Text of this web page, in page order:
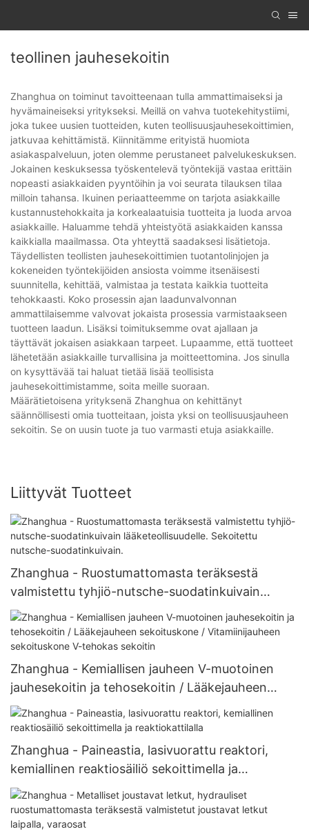
teollinen jauhesekoitin
Zhanghua on toiminut tavoitteenaan tulla ammattimaiseksi ja
hyvämaineiseksi yritykseksi. Meillä on vahva tuotekehitystiimi,
joka tukee uusien tuotteiden, kuten teollisuusjauhesekoittimien,
jatkuvaa kehittämistä. Kiinnitämme erityistä huomiota
asiakaspalveluun, joten olemme perustaneet palvelukeskuksen.
Jokainen keskuksessa työskentelevä työntekijä vastaa erittäin
nopeasti asiakkaiden pyyntöihin ja voi seurata tilauksen tilaa
milloin tahansa. Ikuinen periaatteemme on tarjota asiakkaille
kustannustehokkaita ja korkealaatuisia tuotteita ja luoda arvoa
asiakkaille. Haluamme tehdä yhteistyötä asiakkaiden kanssa
kaikkialla maailmassa. Ota yhteyttä saadaksesi lisätietoja.
Täydellisten teollisten jauhesekoittimien tuotantolinjojen ja
kokeneiden työntekijöiden ansiosta voimme itsenäisesti
suunnitella, kehittää, valmistaa ja testata kaikkia tuotteita
tehokkaasti. Koko prosessin ajan laadunvalvonnan
ammattilaisemme valvovat jokaista prosessia varmistaakseen
tuotteen laadun. Lisäksi toimituksemme ovat ajallaan ja
täyttävät jokaisen asiakkaan tarpeet. Lupaamme, että tuotteet
lähetetään asiakkaille turvallisina ja moitteettomina. Jos sinulla
on kysyttävää tai haluat tietää lisää teollisista
jauhesekoittimistamme, soita meille suoraan.
Määrätietoisena yrityksenä Zhanghua on kehittänyt
säännöllisesti omia tuotteitaan, joista yksi on teollisuusjauheen
sekoitin. Se on uusin tuote ja tuo varmasti etuja asiakkaille.
Liittyvät Tuotteet
Zhanghua - Ruostumattomasta teräksestä
valmistettu tyhjiö-nutsche-suodatinkuivain
lääketeollisuudelle. Sekoitettu nutsche-
suodatinkuivain.
Zhanghua - Kemiallisen jauheen V-muotoinen
jauhesekoitin ja tehosekoitin / Lääkejauheen
sekoituskone / Vitamiinijauheen sekoituskone V-
tehokas sekoitin
Zhanghua - Paineastia, lasivuorattu reaktori,
kemiallinen reaktiosäiliö sekoittimella ja
reaktiokattilalla